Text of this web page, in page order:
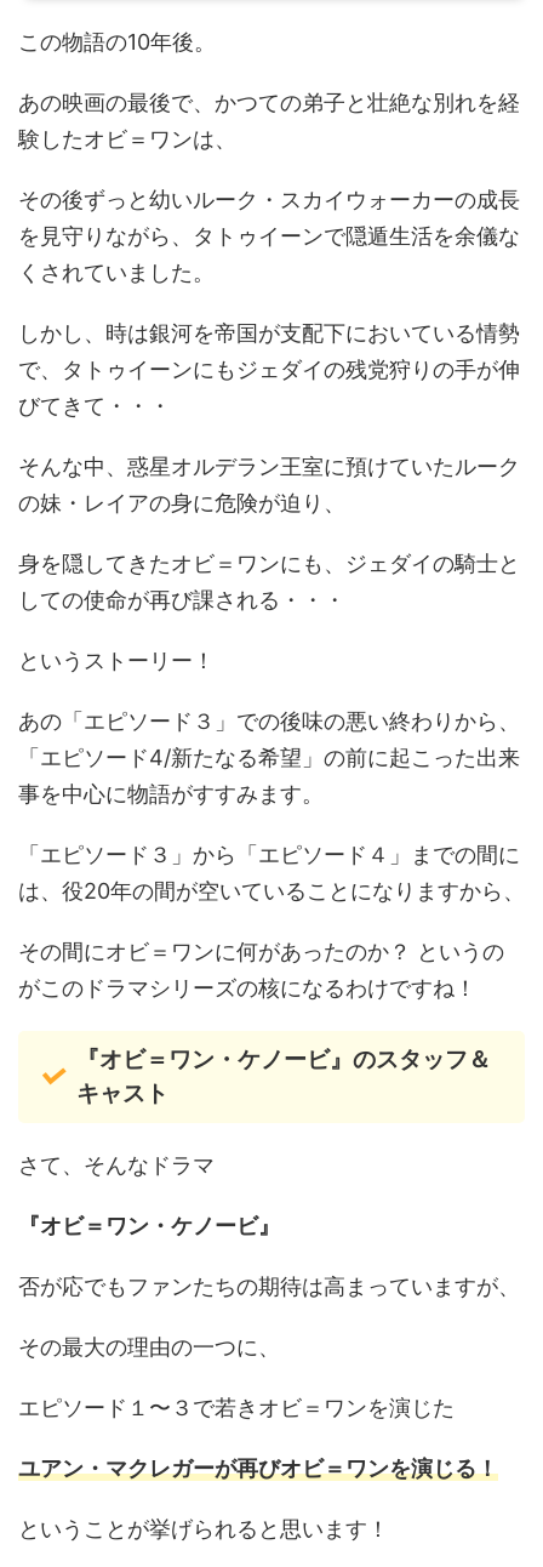
この物語の10年後。
あの映画の最後で、かつての弟子と壮絶な別れを経
験したオビ＝ワンは、
その後ずっと幼いルーク・スカイウォーカーの成長
を見守りながら、タトゥイーンで隠遁生活を余儀な
くされていました。
しかし、時は銀河を帝国が支配下においている情勢
で、タトゥイーンにもジェダイの残党狩りの手が伸
びてきて・・・
そんな中、惑星オルデラン王室に預けていたルーク
の妹・レイアの身に危険が迫り、
身を隠してきたオビ＝ワンにも、ジェダイの騎士と
しての使命が再び課される・・・
というストーリー！
あの「エピソード３」での後味の悪い終わりから、
「エピソード4/新たなる希望」の前に起こった出来
事を中心に物語がすすみます。
「エピソード３」から「エピソード４」までの間に
は、役20年の間が空いていることになりますから、
その間にオビ＝ワンに何があったのか？ というの
がこのドラマシリーズの核になるわけですね！
『オビ＝ワン・ケノービ』のスタッフ＆
キャスト
さて、そんなドラマ
『オビ＝ワン・ケノービ』
否が応でもファンたちの期待は高まっていますが、
その最大の理由の一つに、
エピソード１〜３で若きオビ＝ワンを演じた
ユアン・マクレガーが再びオビ＝ワンを演じる！
ということが挙げられると思います！